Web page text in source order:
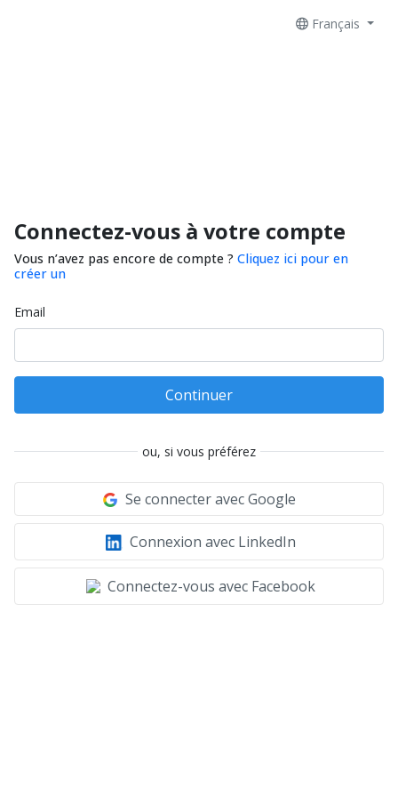
Français
Connectez-vous à votre compte
Vous n’avez pas encore de compte ? Cliquez ici pour en
créer un
Email
Continuer
ou, si vous préférez
Se connecter avec Google
Connexion avec LinkedIn
Connectez-vous avec Facebook